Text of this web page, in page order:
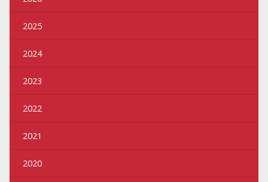
2025
2024
2023
2022
2021
2020